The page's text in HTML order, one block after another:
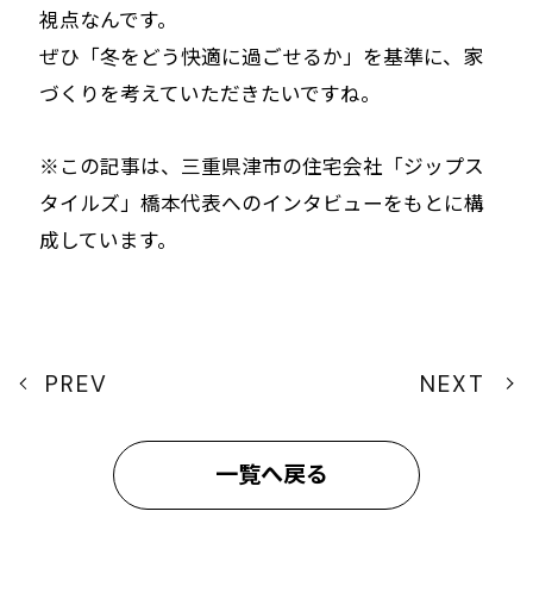
視点なんです。
ぜひ「冬をどう快適に過ごせるか」を基準に、家
づくりを考えていただきたいですね。
※この記事は、三重県津市の住宅会社「ジップス
タイルズ」橋本代表へのインタビューをもとに構
成しています。
PREV
一覧へ戻る
NEXT